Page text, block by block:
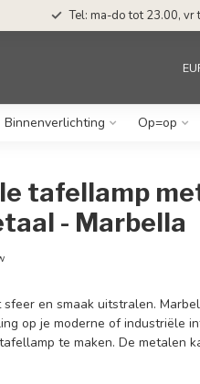
Tel: ma-do tot 23.00,
Binnenverlichting Op=op
tafellamp
- Marbella
en smaak uitstralen.
op je moderne of industriële
te maken. De metalen